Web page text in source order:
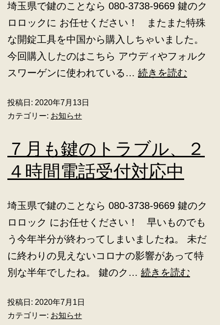
埼玉県で鍵のことなら 080-3738-9669 鍵のク
ロロックに お任せください！ またまた特殊
な開錠工具を中国から購入しちゃいました。
今回購入したのはこちら アウディやフォルク
スワーゲンに使われている… 続きを読む
投稿日: 2020年7月13日
カテゴリー: お知らせ
７月も鍵のトラブル、２
４時間電話受付対応中
埼玉県で鍵のことなら 080-3738-9669 鍵のク
ロロック にお任せください！ 早いものでも
う今年半分が終わってしまいましたね。 未だ
に終わりの見えないコロナの影響があって特
別な半年でしたね。 鍵のク… 続きを読む
投稿日: 2020年7月1日
カテゴリー: お知らせ